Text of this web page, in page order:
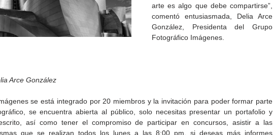
arte es algo que debe compartirse”,
comentó entusiasmada, Delia Arce
González, Presidenta del Grupo
Fotográfico Imágenes.
Arce González
se está integrado por 20 miembros y la invitación para poder formar parte
se encuentra abierta al público, solo necesitas presentar un portafolio y
así como tener el compromiso de participar en concursos, asistir a las
que se realizan todos los lunes a las 8:00 pm, si deseas más informes
2026 de la Feria de Arte